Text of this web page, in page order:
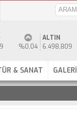
%0,04
ALTIN
6.498,809
& SANAT GALERİ